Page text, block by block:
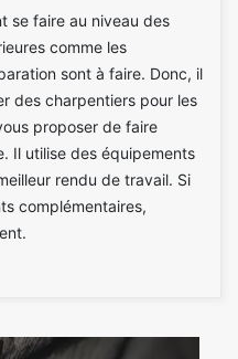
se faire au niveau des
comme les
sont à faire. Donc, il
des charpentiers pour les
proposer de faire
Il utilise des équipements
rendu de travail. Si
complémentaires,